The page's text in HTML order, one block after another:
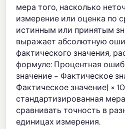
мера того, насколько
измерение или оценка по
истинным или принятым
выражает абсолютную
фактического значения,
формуле: Процентная
значение - Фактическое
Фактическое значение| ×
стандартизированная
сравнивать точность в
единицах измерения.